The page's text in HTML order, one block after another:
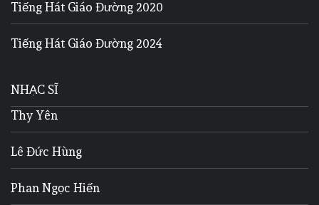
Tiếng Hát Giáo Đường 2020
Tiếng Hát Giáo Đường 2024
NHẠC SĨ
Thy Yên
Lê Đức Hùng
Phan Ngọc Hiến